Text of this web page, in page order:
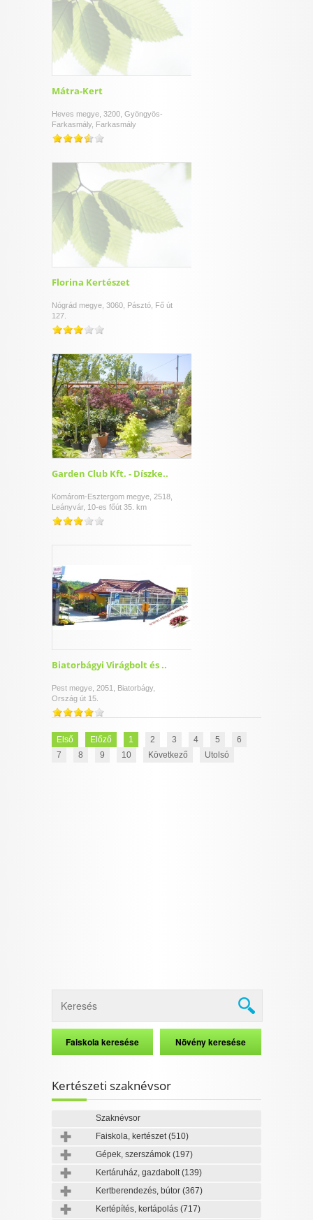
Mátra-Kert
Heves megye, 3200, Gyöngyös-
Farkasmály, Farkasmály
Florina Kertészet
Nógrád megye, 3060, Pásztó, Fő út
127.
Garden Club Kft. - Díszke..
Komárom-Esztergom megye, 2518,
Leányvár, 10-es főút 35. km
Biatorbágyi Virágbolt és ..
Pest megye, 2051, Biatorbágy,
Ország út 15.
Első Előző 1 2 3 4 5
6
7
8 9 10 Következő Utolsó
Kertészeti szaknévsor
Szaknévsor
Faiskola, kertészet(510)
Gépek, szerszámok (197)
Kertáruház, gazdabolt(139)
Kertberendezés, bútor (367)
Kertépítés, kertápolás (717)